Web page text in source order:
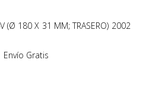
(Ø 180 X 31 MM; TRASERO) 2002
Gratis